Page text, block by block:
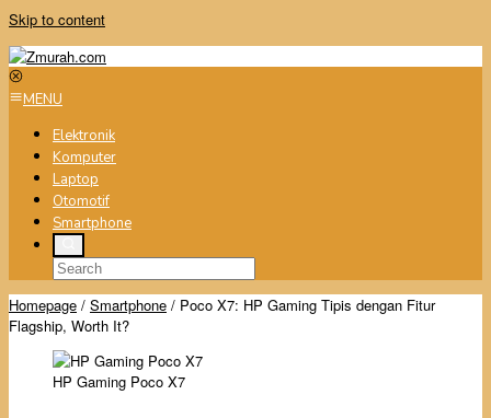
Skip to content
MENU
Elektronik
Komputer
Laptop
Otomotif
Smartphone
Homepage / Smartphone / Poco X7: HP Gaming Tipis dengan Fitur
Flagship, Worth It?
HP Gaming Poco X7